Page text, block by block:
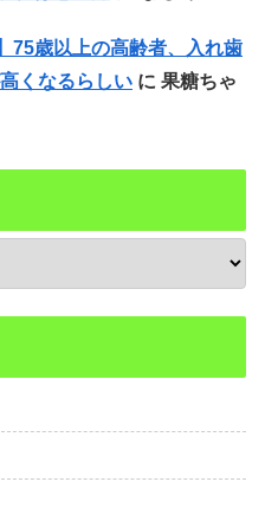
75歳以上の高齢者、入れ歯
くなるらしい に 果糖ちゃ